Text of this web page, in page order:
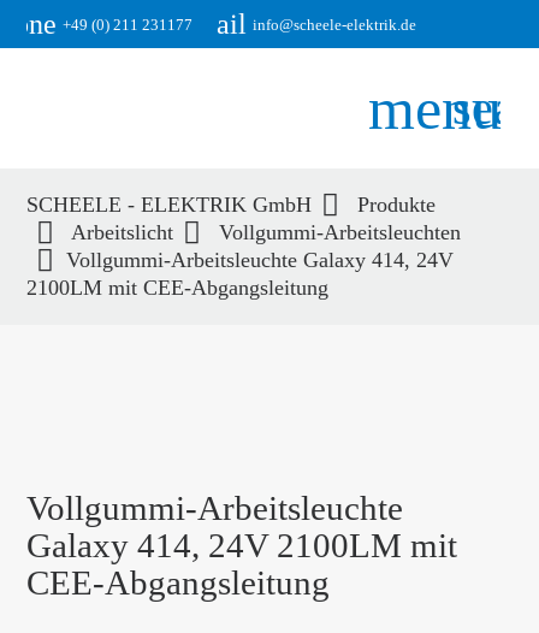
+49 (0) 211 231177email info@scheele-elektrik.de
menu
Suchbegriffe SUCHEN
SCHEELE - ELEKTRIK GmbH
Produkte
Arbeitslicht
Vollgummi-Arbeitsleuchten
Vollgummi-Arbeitsleuchte Galaxy 414, 24V
2100LM mit CEE-Abgangsleitung
Vollgummi-Arbeitsleuchte
Galaxy 414, 24V 2100LM mit
CEE-Abgangsleitung